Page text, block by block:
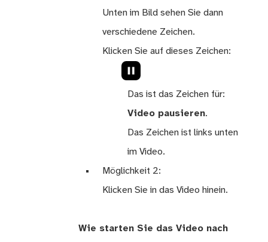
Unten im Bild sehen Sie dann
verschiedene Zeichen.
Klicken Sie auf dieses Zeichen:
Das ist das Zeichen für:
Video pausieren.
Das Zeichen ist links unten
im Video.
Möglichkeit 2:
Klicken Sie in das Video hinein.
Wie starten Sie das Video nach